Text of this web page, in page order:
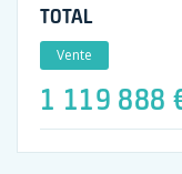
TOTAL
Vente
1 119 888